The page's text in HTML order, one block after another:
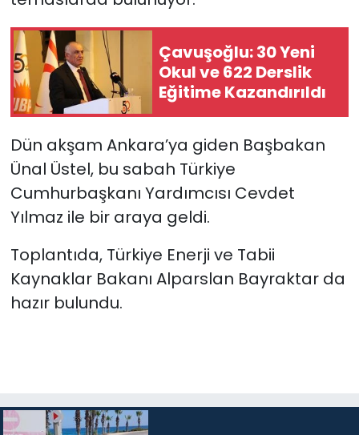
Çavuşoğlu: 30 Yeni
Okul ve 622 Derslik
Eğitime Kazandırıldı
Dün akşam Ankara’ya giden Başbakan
Ünal Üstel, bu sabah Türkiye
Cumhurbaşkanı Yardımcısı Cevdet
Yılmaz ile bir araya geldi.
Toplantıda, Türkiye Enerji ve Tabii
Kaynaklar Bakanı Alparslan Bayraktar da
hazır bulundu.
SAĞLIK
Spor
Teknoloji
TÜRKiYE
Video Galeri
Yazarlar